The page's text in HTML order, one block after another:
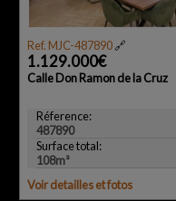
Ref. MJC-487890🔗
1.129.000€
Calle Don Ramon de la Cruz
Réference:
487890
Surface total:
108m²
Voir detailles et fotos